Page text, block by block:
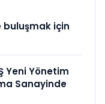
buluşmak için
Yeni Yönetim
Sanayinde